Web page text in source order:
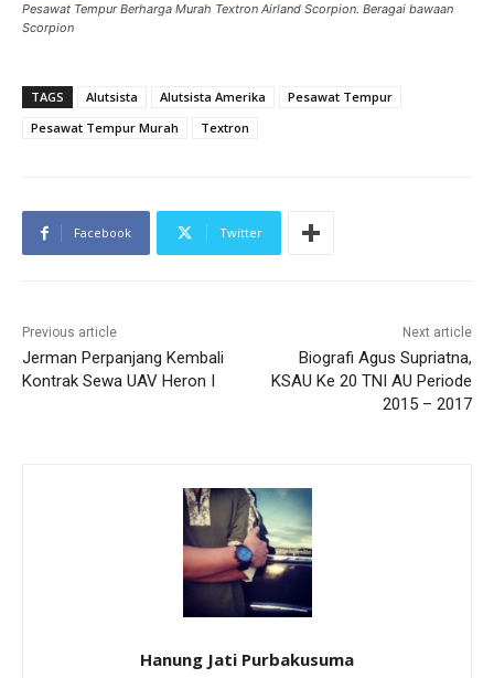
Pesawat Tempur Berharga Murah Textron Airland Scorpion. Beragai bawaan
Scorpion
TAGS Alutsista Alutsista Amerika
Pesawat Tempur
Pesawat Tempur Murah
Textron
Facebook Twitter
Previous article
Jerman Perpanjang Kembali
Kontrak Sewa UAV Heron I
Next article
Biografi Agus Supriatna,
KSAU Ke 20 TNI AU Periode
2015 – 2017
Hanung Jati Purbakusuma